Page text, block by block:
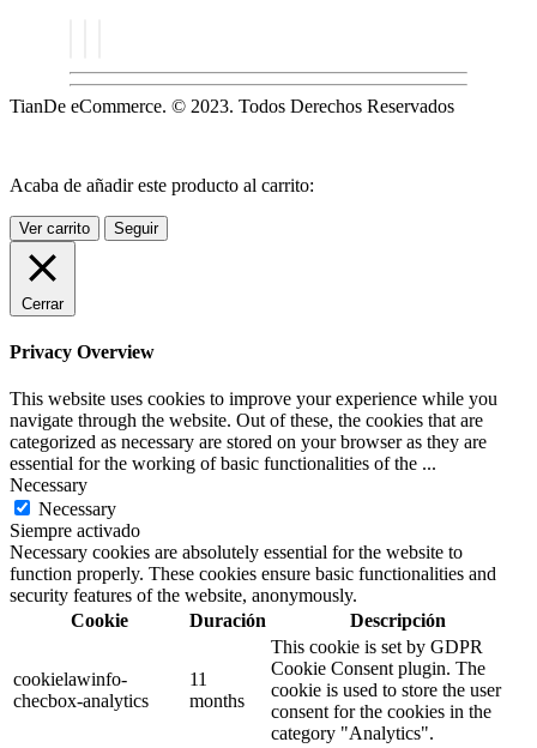
TianDe eCommerce. © 2023. Todos Derechos Reservados
Acaba de añadir este producto al carrito:
Ver carrito Seguir
Cerrar
Privacy Overview
This website uses cookies to improve your experience while you
navigate through the website. Out of these, the cookies that are
categorized as necessary are stored on your browser as they are
essential for the working of basic functionalities of the ...
Necessary
Necessary
Siempre activado
Necessary cookies are absolutely essential for the website to
function properly. These cookies ensure basic functionalities and
security features of the website, anonymously.
Cookie
Duración Descripción
cookielawinfo-
checbox-analytics
11
months
This cookie is set by GDPR
Cookie Consent plugin. The
cookie is used to store the user
consent for the cookies in the
category "Analytics".